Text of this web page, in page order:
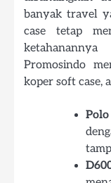
banyak travel
case tetap
Promosindo
koper soft case,